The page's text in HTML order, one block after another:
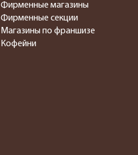
Фирменные магазины
Фирменные секции
Магазины по франшизе
Кофейни